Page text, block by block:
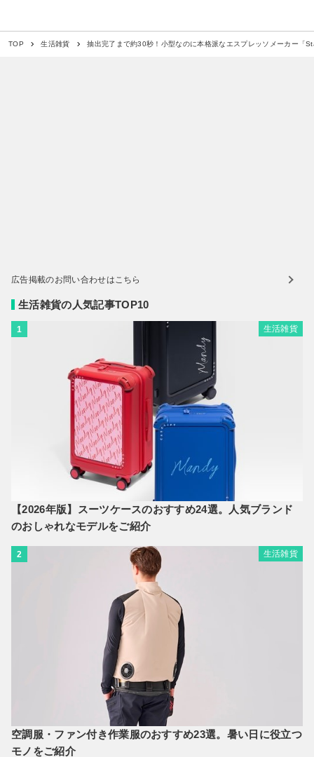
TOP 生活雑貨 抽出完了まで約30秒！小型なのに本格派なエスプレッソメーカー「
広告掲載のお問い合わせはこちら
生活雑貨の人気記事TOP10
1 生活雑貨
【2026年版】スーツケースのおすすめ24選。人気ブランド
のおしゃれなモデルをご紹介
2 生活雑貨
空調服・ファン付き作業服のおすすめ23選。暑い日に役立つ
モノをご紹介